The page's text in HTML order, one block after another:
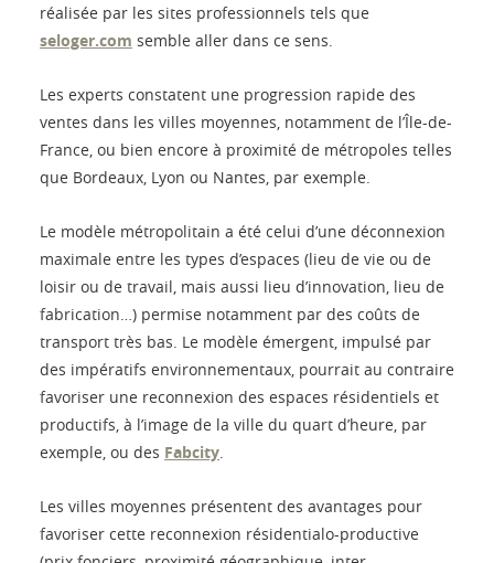
réalisée par les sites professionnels tels que
seloger.com semble aller dans ce sens.
Les experts constatent une progression rapide des
ventes dans les villes moyennes, notamment de l’Île-de-
France, ou bien encore à proximité de métropoles telles
que Bordeaux, Lyon ou Nantes, par exemple.
Le modèle métropolitain a été celui d’une déconnexion
maximale entre les types d’espaces (lieu de vie ou de
loisir ou de travail, mais aussi lieu d’innovation, lieu de
fabrication…) permise notamment par des coûts de
transport très bas. Le modèle émergent, impulsé par
des impératifs environnementaux, pourrait au contraire
favoriser une reconnexion des espaces résidentiels et
productifs, à l’image de la ville du quart d’heure, par
exemple, ou des Fabcity.
Les villes moyennes présentent des avantages pour
favoriser cette reconnexion résidentialo-productive